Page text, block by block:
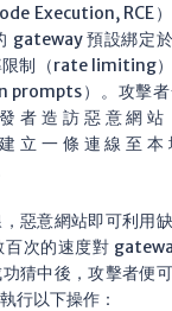
Execution, RCE
gateway 預設綁定於
限制（rate limiting
prompts）。攻擊
發者造訪惡意網
立一條連線至本
惡意網站即可利用
百次的速度對
猜中後，攻擊者便
行以下操作：